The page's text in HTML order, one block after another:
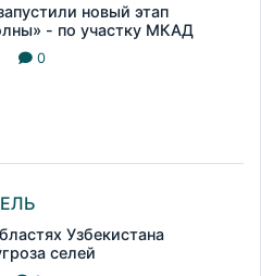
новый этап
- по участку МКАД
0
Узбекистана
селей